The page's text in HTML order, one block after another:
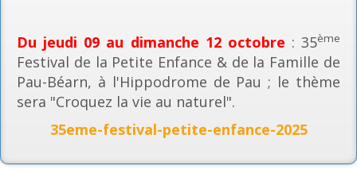
Du jeudi 09 au dimanche 12 octobre : 35ème
Festival de la Petite Enfance & de la Famille de
Pau-Béarn, à l'Hippodrome de Pau ; le thème
sera "Croquez la vie au naturel".
35eme-festival-petite-enfance-2025